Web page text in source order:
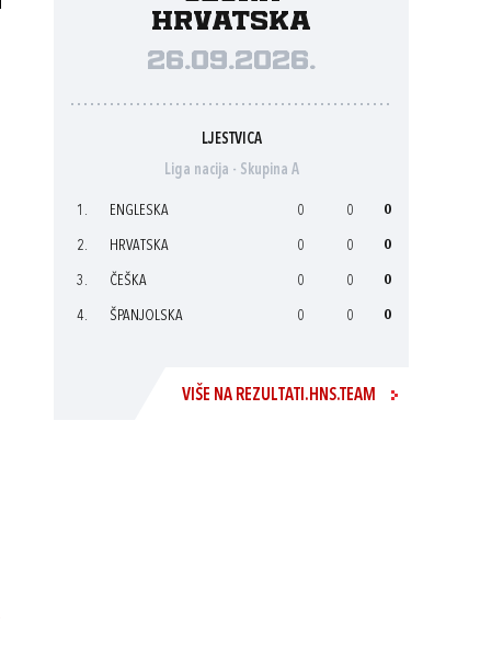
Hrvatska
26.09.2026.
LJESTVICA
Liga nacija - Skupina A
1. ENGLESKA 0 0 0
2. HRVATSKA 0 0 0
3. ČEŠKA 0 0 0
4. ŠPANJOLSKA 0 0 0
VIŠE NA REZULTATI.HNS.TEAM